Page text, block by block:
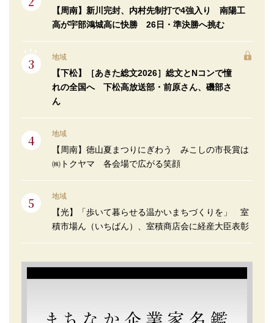
【周南】新川完封、内村先制打で4強入り 南陽工
高が宇部鴻城高に快勝 26日・準決勝へ挑む
地域
【下松】［あきた総文2026］総文とNコンで憧
れの全国へ 下松高放送部・前原さん、磯部さ
ん
地域
【周南】徳山夏まつりにぎわう みこしの市長賞は
㈱トクヤマ 各会場で広がる笑顔
地域
【光】「歩いて暮らせる温かいまちづくりを」 室
積市場ん（いちばん）、室積商店会に経産大臣表彰